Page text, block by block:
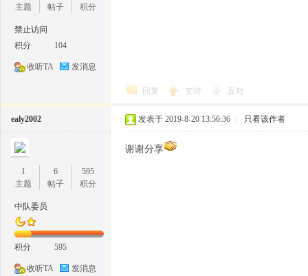
11
主题
帖子
积分
禁止访问
积分
104
收听TA 发消息
回复 支持 反对
ealy2002
1
主题
6
帖子
595
积分
中队委员
积分 595
收听TA 发消息
发表于 2019-8-20 13:56:36 只看该作者
谢谢分享